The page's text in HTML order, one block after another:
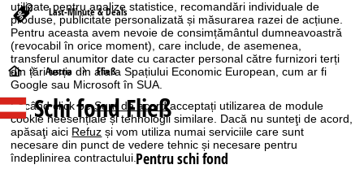
utilizate pentru analize statistice, recomandări individuale de
produse, publicitate personalizată și măsurarea razei de acțiune.
Pentru aceasta avem nevoie de consimțământul dumneavoastră
(revocabil în orice moment), care include, de asemenea,
transferul anumitor date cu caracter personal către furnizori terți
din țări terțe din afara Spațiului Economic European, cum ar fi
Google sau Microsoft în SUA.
Făcând click peSunt de acordacceptați utilizarea de module
cookie neesențiale și tehnologii similare. Dacă nu sunteţi de acord,
apăsaţi aici Refuz și vom utiliza numai serviciile care sunt
necesare din punct de vedere tehnic și necesare pentru
îndeplinirea contractului.
Last-Minute & Deals
A
c
a
Austria Fließ
Schi fond Fließ
Pentru schi fond